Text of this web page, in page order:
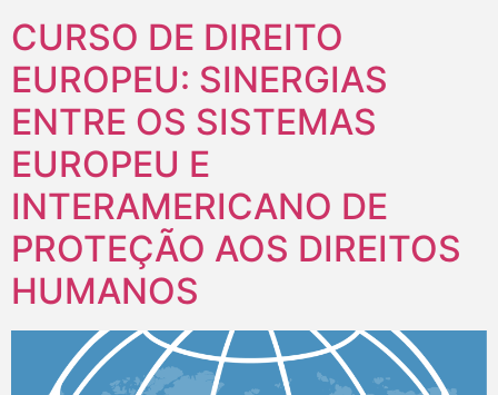
CURSO DE DIREITO
EUROPEU: SINERGIAS
ENTRE OS SISTEMAS
EUROPEU E
INTERAMERICANO DE
PROTEÇÃO AOS DIREITOS
HUMANOS